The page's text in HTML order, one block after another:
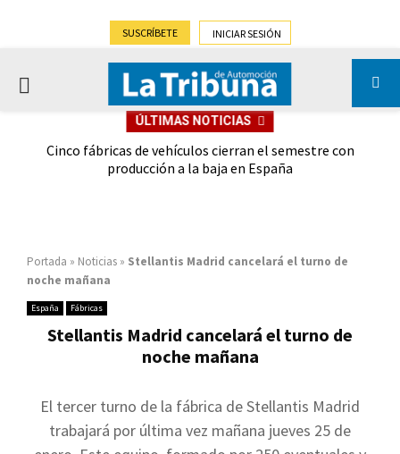
SUSCRÍBETE INICIAR SESIÓN
PRIMARY
ÚLTIMAS NOTICIAS
Cinco fábricas de vehículos cierran el semestre con
producción a la baja en España
Portada » Noticias » Stellantis Madrid cancelará el turno de
noche mañana
España Fábricas
Stellantis Madrid cancelará el turno de
noche mañana
El tercer turno de la fábrica de Stellantis Madrid
trabajará por última vez mañana jueves 25 de